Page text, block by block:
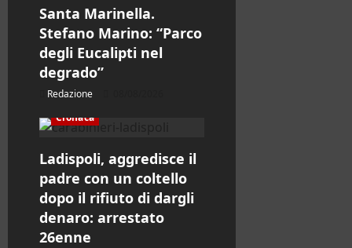
i
c
o
l
o
Santa Marinella.
Stefano Marino: “Parco
degli Eucalipti nel
degrado”
Redazione
Cronaca
Ladispoli, aggredisce il
padre con un coltello
dopo il rifiuto di dargli
denaro: arrestato
26enne